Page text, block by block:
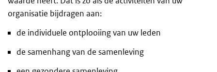
organisatie bijdragen aan:
de individuele ontplooiing van uw leden
de samenhang van de samenleving